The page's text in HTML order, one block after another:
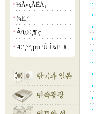
¡á ½Ã»çÃÊÁ¡
¡á ¾Ë¸²
¡á Âü¿©¸¶´ç
¡á Æ²¸°º¸µµ ¹Ù·Î¾Ë±â